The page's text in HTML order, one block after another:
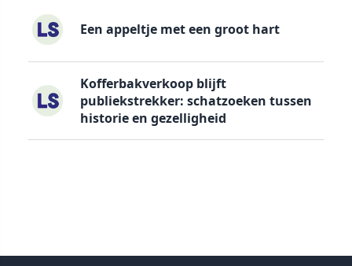
Een appeltje met een groot hart
Kofferbakverkoop blijft
publiekstrekker: schatzoeken tussen
historie en gezelligheid